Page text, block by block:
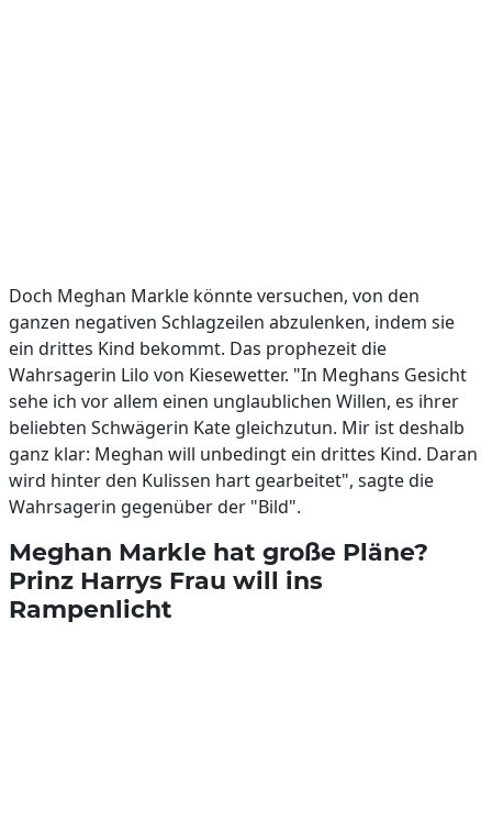
Doch Meghan Markle könnte versuchen, von den
ganzen negativen Schlagzeilen abzulenken, indem sie
ein drittes Kind bekommt. Das prophezeit die
Wahrsagerin Lilo von Kiesewetter. "In Meghans Gesicht
sehe ich vor allem einen unglaublichen Willen, es ihrer
beliebten Schwägerin Kate gleichzutun. Mir ist deshalb
ganz klar: Meghan will unbedingt ein drittes Kind. Daran
wird hinter den Kulissen hart gearbeitet", sagte die
Wahrsagerin gegenüber der "Bild".
Meghan Markle hat große Pläne?
Prinz Harrys Frau will ins
Rampenlicht